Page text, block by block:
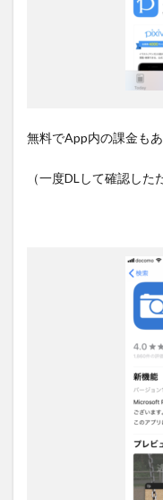
無料でApp内の課金もあ
（一度DLして確認した